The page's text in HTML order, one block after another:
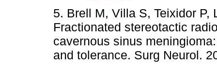
5. Brell M, Villa S, Teixidor P,
Fractionated stereotactic
cavernous sinus
and tolerance. Surg Neurol.